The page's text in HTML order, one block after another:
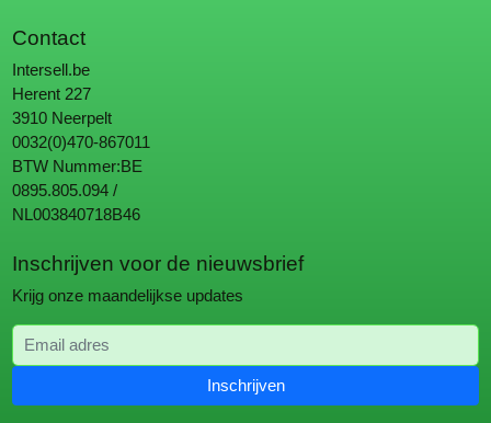
Contact
Intersell.be
Herent 227
3910 Neerpelt
0032(0)470-867011
BTW Nummer:BE
0895.805.094 /
NL003840718B46
Inschrijven voor de nieuwsbrief
Krijg onze maandelijkse updates
Email adres
Inschrijven